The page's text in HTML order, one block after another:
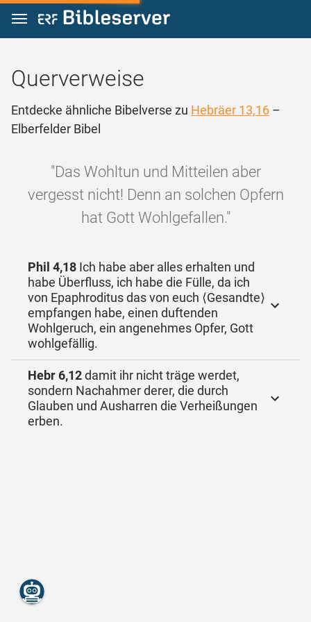
Zum Inhalt springen
Querverweise
Entdecke ähnliche Bibelverse zu Hebräer 13,16 –
Elberfelder Bibel
"Das Wohltun und Mitteilen aber
vergesst nicht! Denn an solchen Opfern
hat Gott Wohlgefallen."
Phil 4,18 Ich habe aber alles erhalten und
habe Überfluss, ich habe die Fülle, da ich
von Epaphroditus das von euch ⟨Gesandte⟩
empfangen habe, einen duftenden
Wohlgeruch, ein angenehmes Opfer, Gott
wohlgefällig.
Hebr 6,12damit ihr nicht träge werdet,
sondern Nachahmer derer, die durch
Glauben und Ausharren die Verheißungen
erben.